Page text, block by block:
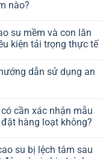
nào?
su mềm và con lăn
kiện tải trọng thực tế
dẫn sử dụng an
cần xác nhận mẫu
hàng loạt không?
su bị lệch tâm sau